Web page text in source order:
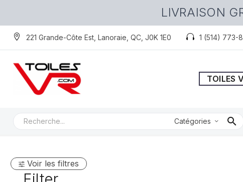
LIVRAISON
221 Grande-Côte Est, Lanoraie, QC, J0K 1E0 1 (514) 773-
TOILES
Catégories
Voir les filtres